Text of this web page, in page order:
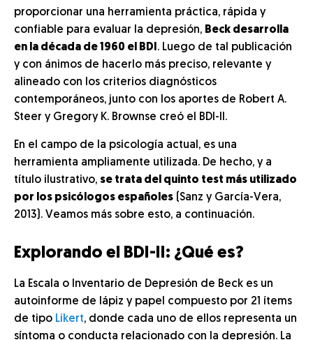
proporcionar una herramienta práctica, rápida y
confiable para evaluar la depresión, Beck desarrolla
en la década de 1960 el BDI . Luego de tal publicación
y con ánimos de hacerlo más preciso, relevante y
alineado con los criterios diagnósticos
contemporáneos, junto con los aportes de Robert A.
Steer y Gregory K. Brownse creó el BDI-II.
En el campo de la psicología actual, es una
herramienta ampliamente utilizada. De hecho, y a
título ilustrativo, se trata del quinto test más utilizado
por los psicólogos españoles (Sanz y García-Vera,
2013). Veamos más sobre esto, a continuación.
Explorando el BDI-II: ¿Qué es?
La Escala o Inventario de Depresión de Beck es un
autoinforme de lápiz y papel compuesto por 21 ítems
de tipo Likert, donde cada uno de ellos representa un
síntoma o conducta relacionado con la depresión. La